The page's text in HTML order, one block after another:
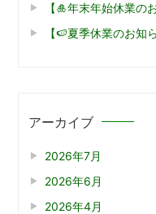
【🎍年末年始休業の
【🍉夏季休業のお知
アーカイブ
2026年7月
2026年6月
2026年4月